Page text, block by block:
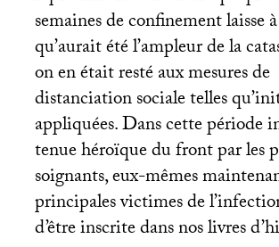
semaines de confinement laisse
qu’aurait été l’ampleur de la
on en était resté aux mesures de
distanciation sociale telles
appliquées. Dans cette période
tenue héroïque du front par les
soignants, eux-mêmes
principales victimes de
d’être inscrite dans nos livres